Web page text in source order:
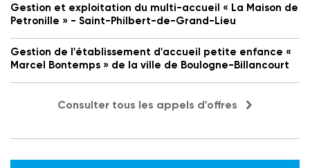
Gestion et exploitation du multi-accueil « La Maison de
Petronille » - Saint-Philbert-de-Grand-Lieu
Gestion de l'établissement d'accueil petite enfance «
Marcel Bontemps » de la ville de Boulogne-Billancourt
Consulter tous les appels d'offres